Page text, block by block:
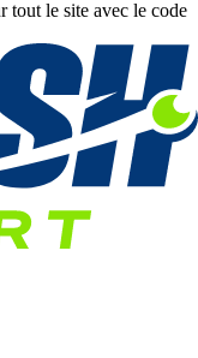
tout le site avec le code